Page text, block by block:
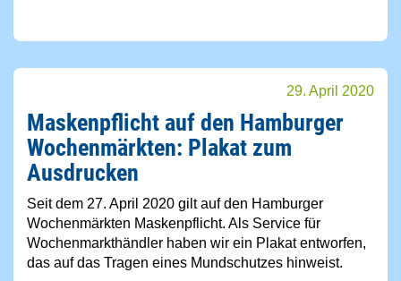
29. April 2020
Maskenpflicht auf den Hamburger
Wochenmärkten: Plakat zum
Ausdrucken
Seit dem 27. April 2020 gilt auf den Hamburger
Wochenmärkten Maskenpflicht. Als Service für
Wochenmarkthändler haben wir ein Plakat entworfen,
das auf das Tragen eines Mundschutzes hinweist.